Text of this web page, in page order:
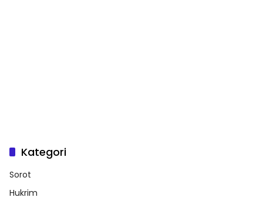
Kategori
Sorot
Hukrim